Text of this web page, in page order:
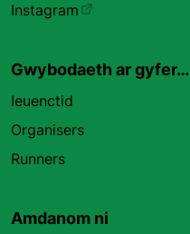
Instagram
Gwybodaeth ar gyfer…
Ieuenctid
Organisers
Runners
Amdanom ni